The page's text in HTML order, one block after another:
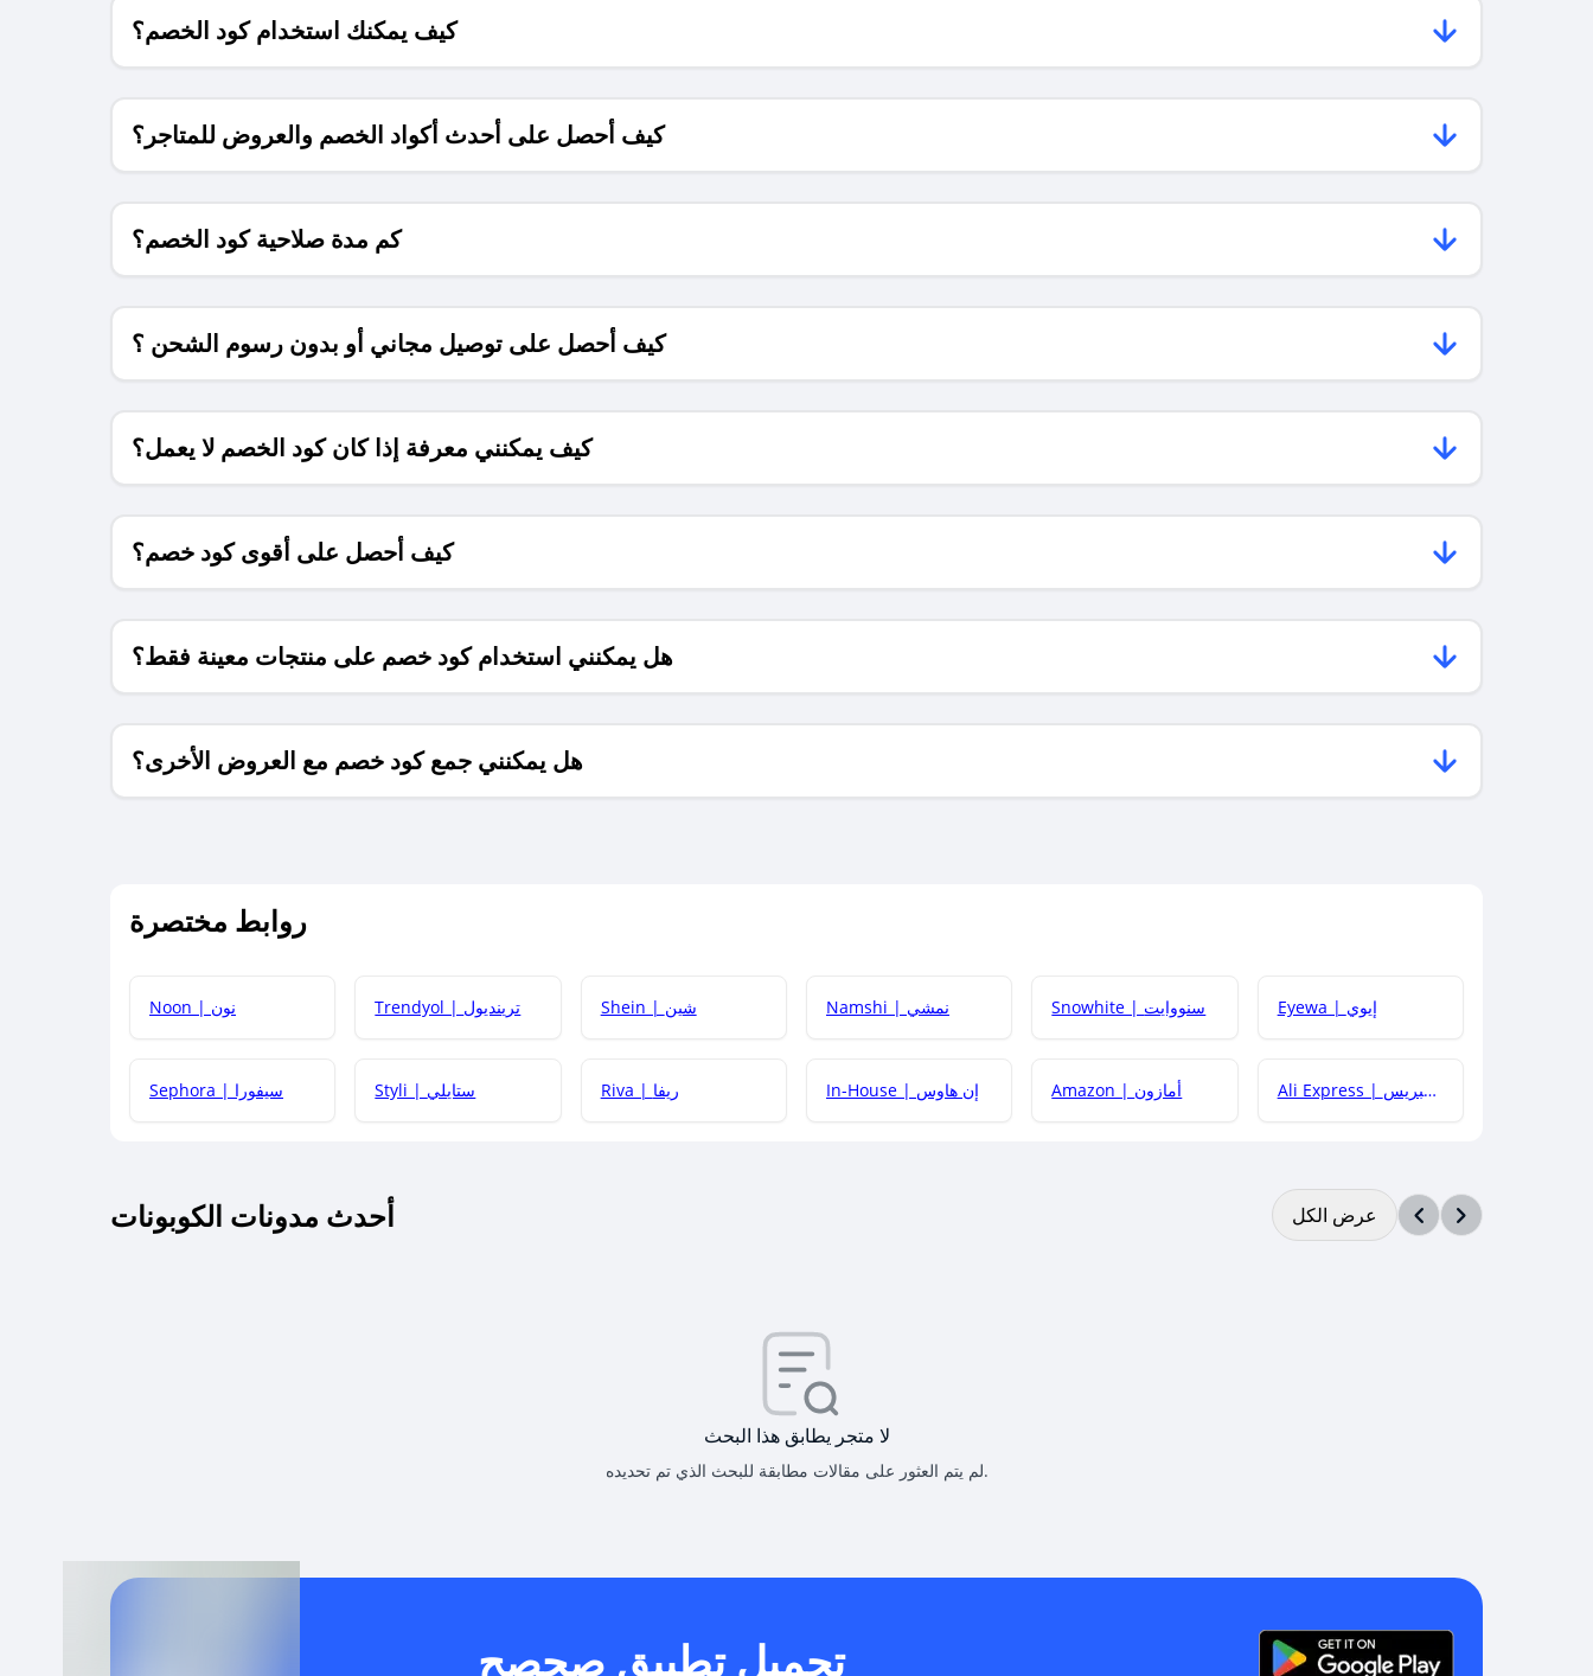
كيف يمكنك استخدام كود الخصم؟
كيف أحصل على أحدث أكواد الخصم والعروض للمتاجر؟
كم مدة صلاحية كود الخصم؟
كيف أحصل على توصيل مجاني أو بدون رسوم الشحن ؟
كيف يمكنني معرفة إذا كان كود الخصم لا يعمل؟
كيف أحصل على أقوى كود خصم؟
هل يمكنني استخدام كود خصم على منتجات معينة فقط؟
هل يمكنني جمع كود خصم مع العروض الأخرى؟
روابط مختصرة
Noon | نون Trendyol | ترينديول Shein | شين Namshi | نمشي Snowhite | سنووايت Eyewa | إيوي
Sephora | سيفورا Styli | ستايلي Riva | ريفا In-House | إن هاوس Amazon | أمازون Ali Express | علي إكسبريس
أحدث مدونات الكوبونات عرض الكل
لا متجر يطابق هذا البحث
لم يتم العثور على مقالات مطابقة للبحث الذي تم تحديده.
تحميل تطبيق صحصح